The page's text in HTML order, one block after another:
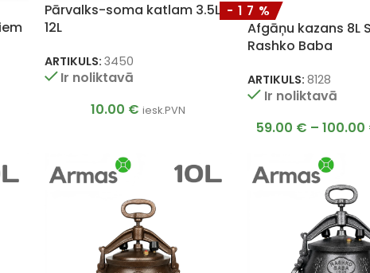
Pārvalks-soma katlam 3.5L-
12L
ARTIKULS: 3450
Ir noliktavā
10.00 € iesk.PVN
-17%
Afgāņu kazans 8L
Rashko Baba
ARTIKULS: 8128
Ir noliktavā
59.00 € – 100.00